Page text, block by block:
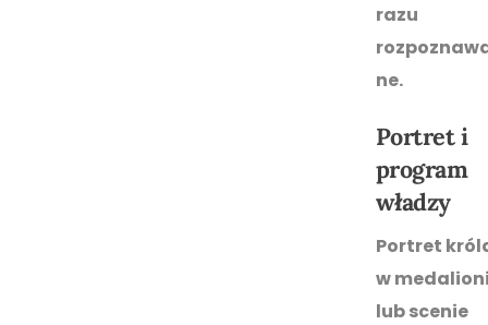
razu
ne.
Portret i
program
władzy
Portret
w
lub scenie